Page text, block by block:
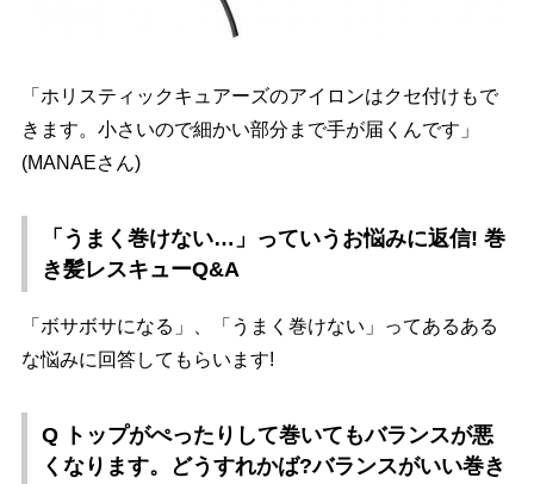
「ホリスティックキュアーズのアイロンはクセ付けもで
きます。小さいので細かい部分まで手が届くんです」
(MANAEさん)
「うまく巻けない…」っていうお悩みに返信! 巻
き髪レスキューQ&A
「ボサボサになる」、「うまく巻けない」ってあるある
な悩みに回答してもらいます!
Q トップがぺったりして巻いてもバランスが悪
くなります。どうすれかば?バランスがいい巻き